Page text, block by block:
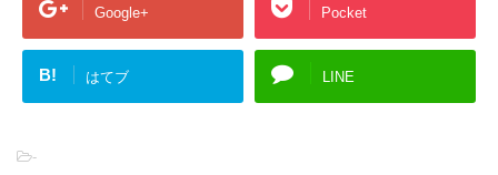
Google+ Pocket
B! はてブ LINE
-